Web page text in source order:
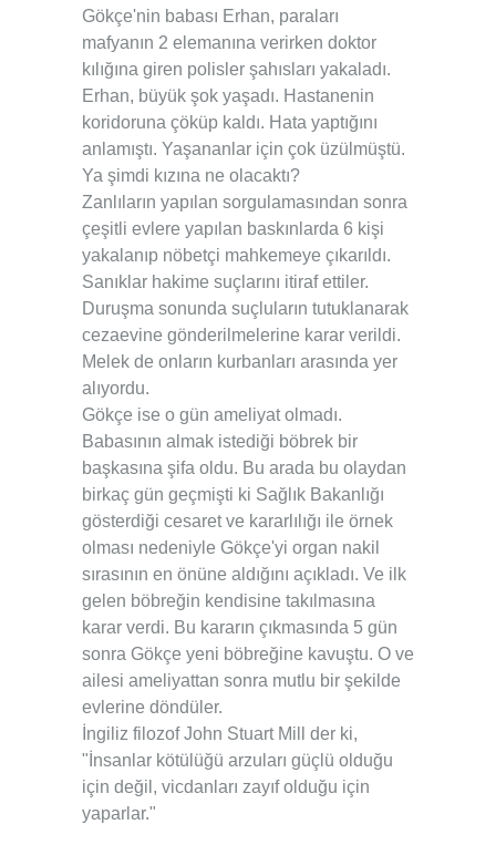
Gökçe'nin babası Erhan, paraları
mafyanın 2 elemanına verirken doktor
kılığına giren polisler şahısları yakaladı.
Erhan, büyük şok yaşadı. Hastanenin
koridoruna çöküp kaldı. Hata yaptığını
anlamıştı. Yaşananlar için çok üzülmüştü.
Ya şimdi kızına ne olacaktı?
Zanlıların yapılan sorgulamasından sonra
çeşitli evlere yapılan baskınlarda 6 kişi
yakalanıp nöbetçi mahkemeye çıkarıldı.
Sanıklar hakime suçlarını itiraf ettiler.
Duruşma sonunda suçluların tutuklanarak
cezaevine gönderilmelerine karar verildi.
Melek de onların kurbanları arasında yer
alıyordu.
Gökçe ise o gün ameliyat olmadı.
Babasının almak istediği böbrek bir
başkasına şifa oldu. Bu arada bu olaydan
birkaç gün geçmişti ki Sağlık Bakanlığı
gösterdiği cesaret ve kararlılığı ile örnek
olması nedeniyle Gökçe'yi organ nakil
sırasının en önüne aldığını açıkladı. Ve ilk
gelen böbreğin kendisine takılmasına
karar verdi. Bu kararın çıkmasında 5 gün
sonra Gökçe yeni böbreğine kavuştu. O ve
ailesi ameliyattan sonra mutlu bir şekilde
evlerine döndüler.
İngiliz filozof John Stuart Mill der ki,
"İnsanlar kötülüğü arzuları güçlü olduğu
için değil, vicdanları zayıf olduğu için
yaparlar."